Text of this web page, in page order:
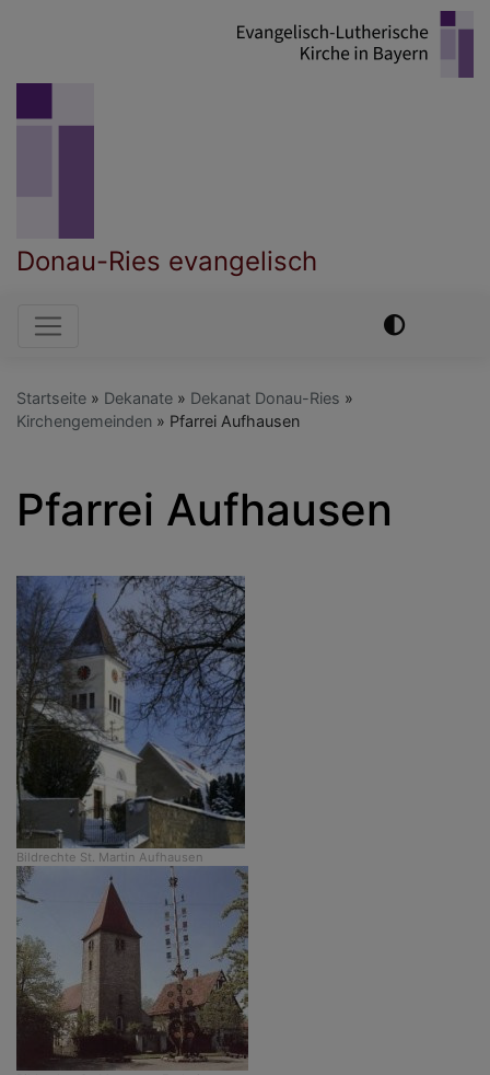
Donau-Ries evangelisch
Hauptnavigation
Startseite Dekanate
Dekanat Donau-Ries
Kirchengemeinden
Pfarrei Aufhausen
Pfarrei Aufhausen
Bildrechte St. Martin Aufhausen